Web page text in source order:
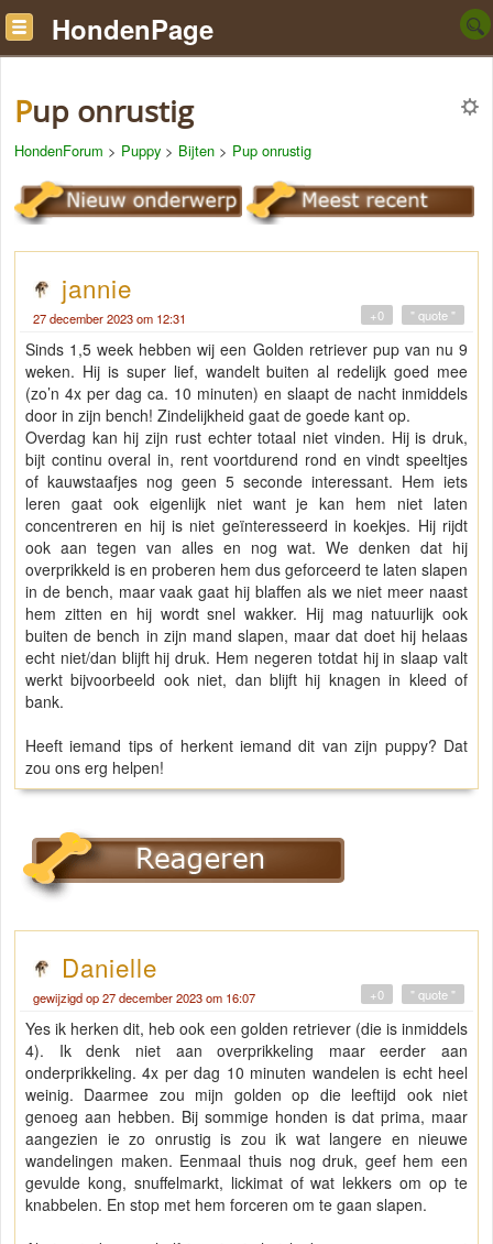
HondenPage
Pup onrustig
HondenForum > Puppy > Bijten > Pup onrustig
jannie
27 december 2023 om 12:31 " quote "
+0
Sinds 1,5 week hebben wij een Golden retriever pup van nu 9
weken. Hij is super lief, wandelt buiten al redelijk goed mee
(zo’n 4x per dag ca. 10 minuten) en slaapt de nacht inmiddels
door in zijn bench! Zindelijkheid gaat de goede kant op.
Overdag kan hij zijn rust echter totaal niet vinden. Hij is druk,
bijt continu overal in, rent voortdurend rond en vindt speeltjes
of kauwstaafjes nog geen 5 seconde interessant. Hem iets
leren gaat ook eigenlijk niet want je kan hem niet laten
concentreren en hij is niet geïnteresseerd in koekjes. Hij rijdt
ook aan tegen van alles en nog wat. We denken dat hij
overprikkeld is en proberen hem dus geforceerd te laten slapen
in de bench, maar vaak gaat hij blaffen als we niet meer naast
hem zitten en hij wordt snel wakker. Hij mag natuurlijk ook
buiten de bench in zijn mand slapen, maar dat doet hij helaas
echt niet/dan blijft hij druk. Hem negeren totdat hij in slaap valt
werkt bijvoorbeeld ook niet, dan blijft hij knagen in kleed of
bank.
Heeft iemand tips of herkent iemand dit van zijn puppy? Dat
zou ons erg helpen!
Danielle
gewijzigd op 27 december 2023 om 16:07 " quote "
+0
Yes ik herken dit, heb ook een golden retriever (die is inmiddels
4). Ik denk niet aan overprikkeling maar eerder aan
onderprikkeling. 4x per dag 10 minuten wandelen is echt heel
weinig. Daarmee zou mijn golden op die leeftijd ook niet
genoeg aan hebben. Bij sommige honden is dat prima, maar
aangezien ie zo onrustig is zou ik wat langere en nieuwe
wandelingen maken. Eenmaal thuis nog druk, geef hem een
gevulde kong, snuffelmarkt, lickimat of wat lekkers om op te
knabbelen. En stop met hem forceren om te gaan slapen.